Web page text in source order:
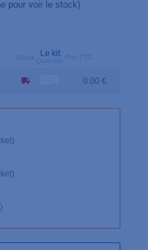
pour voir le stock)
Le kit
0.00 €